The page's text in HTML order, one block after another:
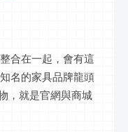
合在一起，會有這
名的家具品牌龍頭
，就是官網與商城